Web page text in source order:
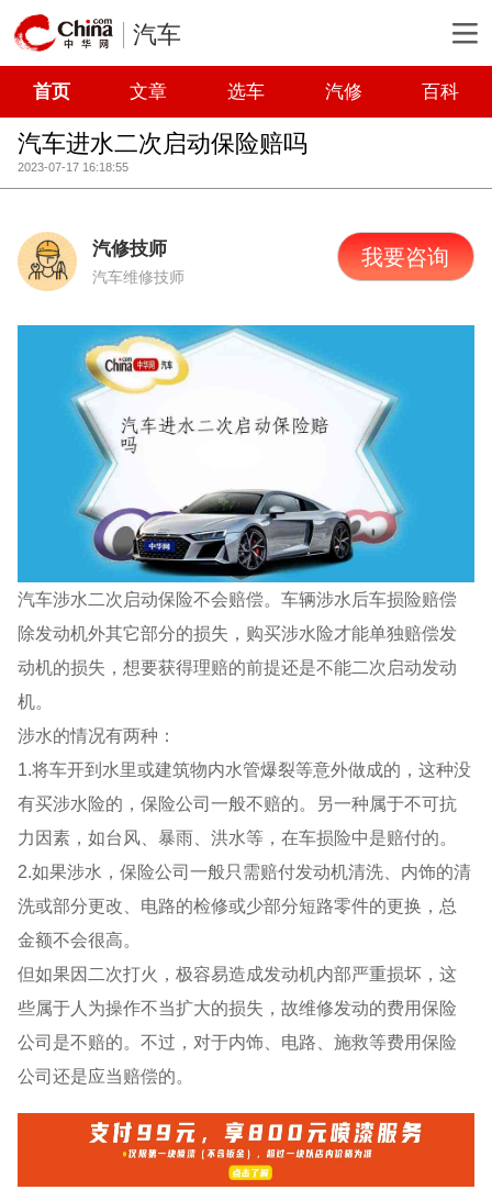
汽车
首页 文章 选车 汽修 百科
汽车进水二次启动保险赔吗
2023-07-17 16:18:55
汽修技师
汽车维修技师
我要咨询
汽车涉水二次启动保险不会赔偿。车辆涉水后车损险赔偿
除发动机外其它部分的损失，购买涉水险才能单独赔偿发
动机的损失，想要获得理赔的前提还是不能二次启动发动
机。
涉水的情况有两种：
1.将车开到水里或建筑物内水管爆裂等意外做成的，这种没
有买涉水险的，保险公司一般不赔的。另一种属于不可抗
力因素，如台风、暴雨、洪水等，在车损险中是赔付的。
2.如果涉水，保险公司一般只需赔付发动机清洗、内饰的清
洗或部分更改、电路的检修或少部分短路零件的更换，总
金额不会很高。
但如果因二次打火，极容易造成发动机内部严重损坏，这
些属于人为操作不当扩大的损失，故维修发动的费用保险
公司是不赔的。不过，对于内饰、电路、施救等费用保险
公司还是应当赔偿的。